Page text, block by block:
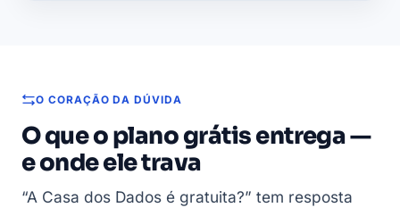
O CORAÇÃO DA DÚVIDA
O que o plano grátis entrega —
e onde ele trava
“A Casa dos Dados é gratuita?” tem resposta